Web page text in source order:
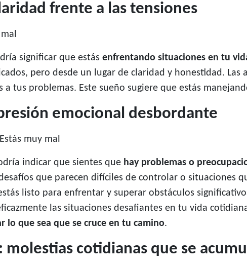
frente a las tensiones
significar que estás enfrentando situaciones en tu
pero desde un lugar de claridad y honestidad.
a tus problemas. Este sueño sugiere que estás
emocional desbordante
muy mal
indicar que sientes que hay problemas o
que parecen difíciles de controlar o situaciones
listo para enfrentar y superar obstáculos
las situaciones desafiantes en tu vida
lo que sea que se cruce en tu camino.
molestias cotidianas que se